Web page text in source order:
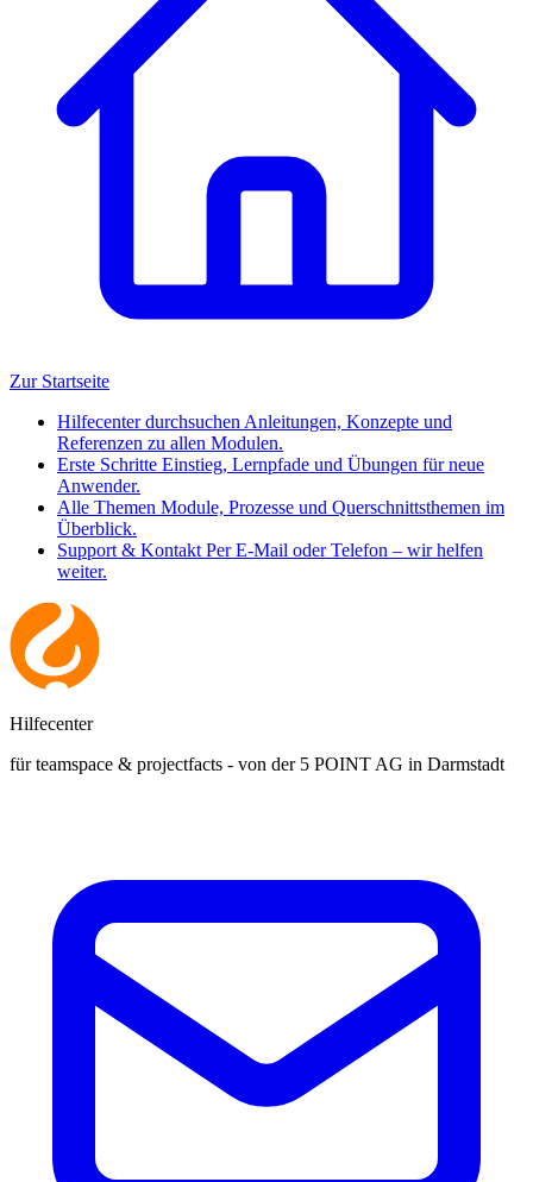
Zur Startseite
Hilfecenter durchsuchen Anleitungen, Konzepte und
Referenzen zu allen Modulen.
Erste Schritte Einstieg, Lernpfade und Übungen für neue
Anwender.
Alle Themen Module, Prozesse und Querschnittsthemen im
Überblick.
Support & Kontakt Per E-Mail oder Telefon – wir helfen
weiter.
Hilfecenter
für teamspace & projectfacts - von der 5 POINT AG in Darmstadt